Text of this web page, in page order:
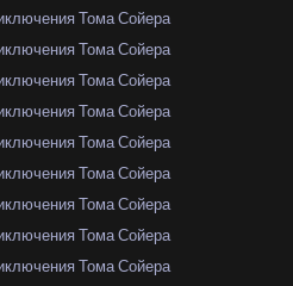
Тома Сойера
Тома Сойера
Тома Сойера
Тома Сойера
Тома Сойера
Тома Сойера
Тома Сойера
Тома Сойера
Тома Сойера